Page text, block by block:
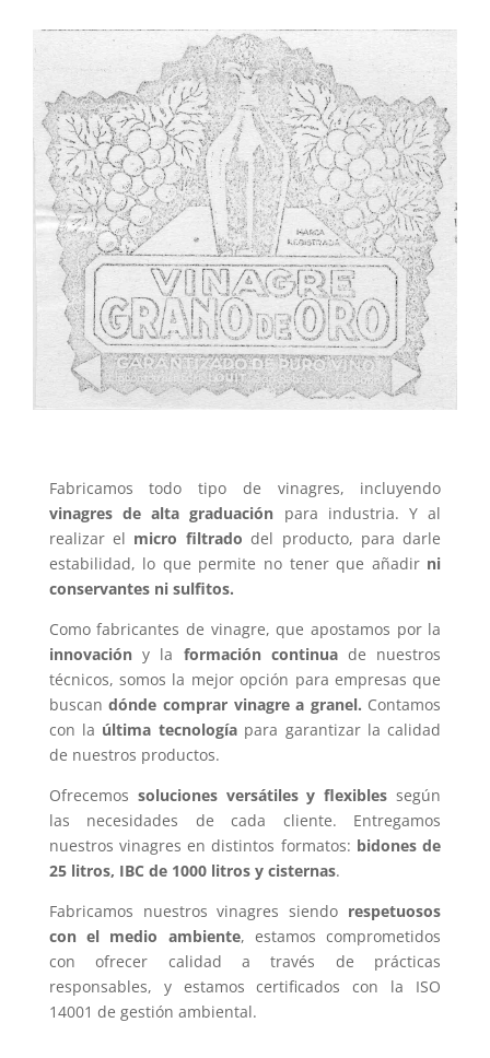
Fabricamos todo tipo de vinagres, incluyendo
vinagres de alta graduación para industria. Y al
realizar el micro filtrado del producto, para darle
estabilidad, lo que permite no tener que añadir ni
conservantes ni sulfitos.
Como fabricantes de vinagre, que apostamos por la
innovacióny la formación continuade nuestros
técnicos, somos la mejor opción para empresas que
buscandónde comprar vinagre a granel. Contamos
con la última tecnologíapara garantizar la calidad
de nuestros productos.
Ofrecemos soluciones versátiles y flexibles según
las necesidades de cada cliente. Entregamos
nuestros vinagres en distintos formatos: bidones de
25 litros, IBC de 1000 litros y cisternas.
Fabricamos nuestros vinagres siendo respetuosos
con el medio ambiente, estamos comprometidos
con ofrecer calidad a través de prácticas
responsables, y estamos certificados con la ISO
14001 de gestión ambiental.